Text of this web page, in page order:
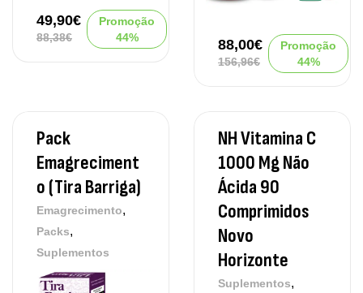
88,38€
49,90€
Promoção
44%
156,96€
88,00€
Promoção
44%
Pack
Emagreciment
O (Tira Barriga)
Emagrecimento,
Packs,
Suplementos
NH Vitamina C
1000 Mg Não
Ácida 90
Comprimidos
Novo
Horizonte
Suplementos,